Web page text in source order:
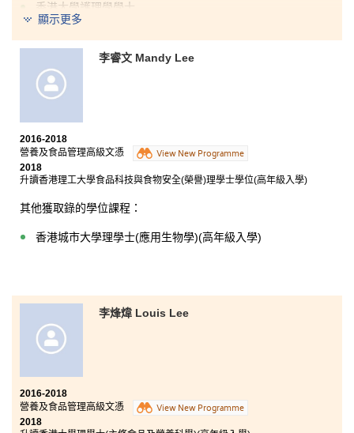
香港大學護理學學士
過去兩年書院給予我不同的學習機會。除了課堂上學到
解剖生理學和藥物學等與醫療相關的基礎知識外，書院
亦提供到海外實習的機會。2017年暑假我有機會到台灣
中山醫學大學附屬醫院參與為期兩星期的實習，從中擴
闊了視野、增強溝通能力及累積不同經驗。
此外，老師們的幫助、支持及升學資訊，讓我就將來升
學作好準備。
顯示更多
李睿文 Mandy Lee
2016-2018
營養及食品管理高級文憑
View New Programme
2018
升讀香港理工大學食品科技與食物安全(榮譽)理學士學位(高年級入學)
其他獲取錄的學位課程：
香港城市大學理學士(應用生物學)(高年級入學)
李烽煒 Louis Lee
2016-2018
營養及食品管理高級文憑
View New Programme
2018